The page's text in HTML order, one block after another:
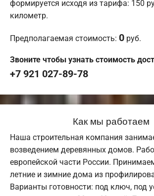
формируется исходя из тарифа: 150
километр.
Предполагаемая стоимость: 0 руб.
Звоните чтобы узнать стоимость
+7 921 027-89-78
Как мы работаем
Наша строительная компания
возведением деревянных домов.
европейской части России.
летние и зимние дома из
Варианты готовности: под ключ, под